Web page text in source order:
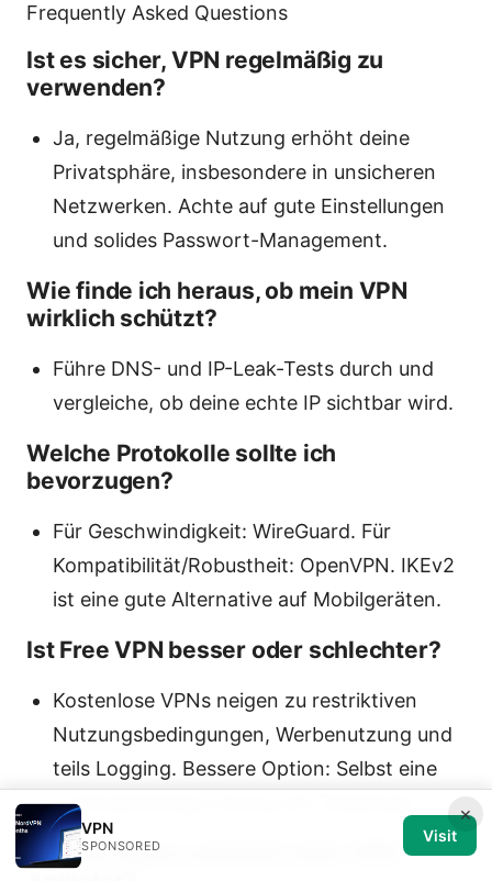
Frequently Asked Questions
Ist es sicher, VPN regelmäßig zu
verwenden?
Ja, regelmäßige Nutzung erhöht deine
Privatsphäre, insbesondere in unsicheren
Netzwerken. Achte auf gute Einstellungen
und solides Passwort-Management.
Wie finde ich heraus, ob mein VPN
wirklich schützt?
Führe DNS- und IP-Leak-Tests durch und
vergleiche, ob deine echte IP sichtbar wird.
Welche Protokolle sollte ich
bevorzugen?
Für Geschwindigkeit: WireGuard. Für
Kompatibilität/Robustheit: OpenVPN. IKEv2
ist eine gute Alternative auf Mobilgeräten.
Ist Free VPN besser oder schlechter?
Kostenlose VPNs neigen zu restriktiven
Nutzungsbedingungen, Werbenutzung und
teils Logging. Bessere Option: Selbst eine
kostenpflichtige Lösung mit Testphase.
Welche Daten sammelt mein VPN-
×
VPN
SPONSORED
Visit